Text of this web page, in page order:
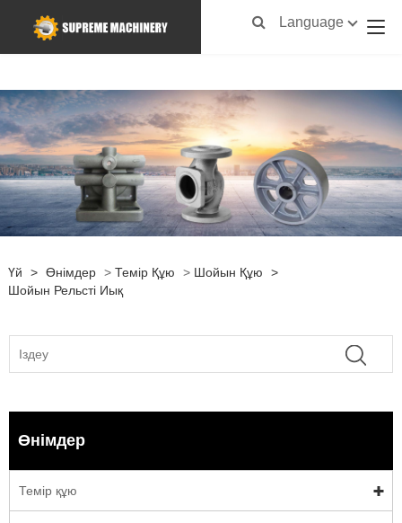
Language
Үй > Өнімдер > Темір Құю > Шойын Құю
>
Шойын Рельсті Иық
Өнімдер
Темір құю